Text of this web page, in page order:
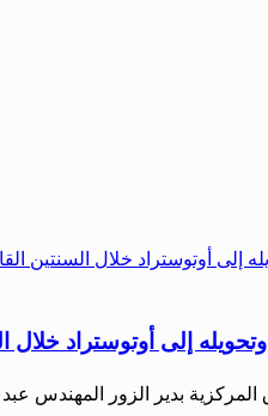
إلى أوتوستراد خلال
بدير الزور المهندس